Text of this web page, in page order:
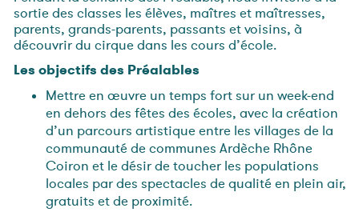
sortie des classes les élèves, maîtres et maîtresses,
parents, grands-parents, passants et voisins, à
découvrir du cirque dans les cours d’école.
Les objectifs des Préalables
Mettre en œuvre un temps fort sur un week-end
en dehors des fêtes des écoles, avec la création
d’un parcours artistique entre les villages de la
communauté de communes Ardèche Rhône
Coiron et le désir de toucher les populations
locales par des spectacles de qualité en plein air,
gratuits et de proximité.